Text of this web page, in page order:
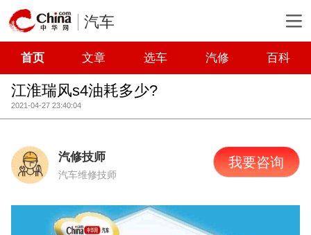
汽车
首页 文章 选车 汽修 百科
江淮瑞风s4油耗多少?
2021-04-27 23:40:04
汽修技师
汽车维修技师
我要咨询